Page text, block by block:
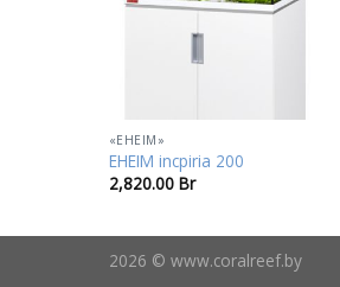
«EHEIM»
EHEIM incpiria 200
2,820.00 Br
2026 © www.coralreef.by